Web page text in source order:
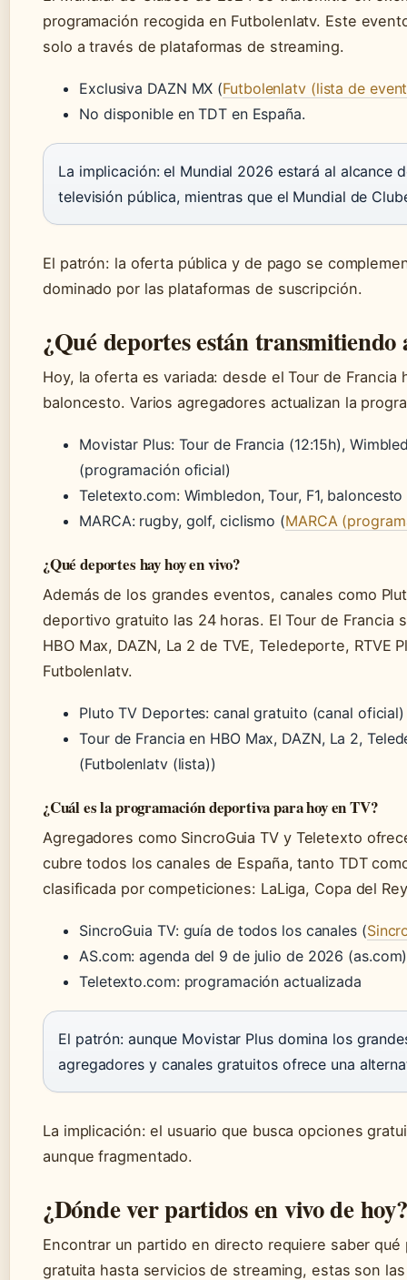
programación recogida en Futbolenlatv. Este
solo a través de plataformas de streaming.
Exclusiva DAZN MX (Futbolenlatv (lista de
No disponible en TDT en España.
La implicación: el Mundial 2026 estará al alcance
televisión pública, mientras que el Mundial de
El patrón: la oferta pública y de pago se
dominado por las plataformas de suscripción.
¿Qué deportes están
Hoy, la oferta es variada: desde el Tour de Francia
baloncesto. Varios agregadores actualizan la
Movistar Plus: Tour de Francia (12:15h),
(programación oficial)
Teletexto.com: Wimbledon, Tour, F1, baloncesto
MARCA: rugby, golf, ciclismo (MARCA
¿Qué deportes hay hoy en vivo?
Además de los grandes eventos, canales como
deportivo gratuito las 24 horas. El Tour de Francia
HBO Max, DAZN, La 2 de TVE, Teledeporte, RTVE
Futbolenlatv.
Pluto TV Deportes: canal gratuito (canal oficial)
Tour de Francia en HBO Max, DAZN, La 2,
(Futbolenlatv (lista))
¿Cuál es la programación deportiva para hoy en TV?
Agregadores como SincroGuia TV y Teletexto
cubre todos los canales de España, tanto TDT
clasificada por competiciones: LaLiga, Copa del
SincroGuia TV: guía de todos los canales (
AS.com: agenda del 9 de julio de 2026 (as.com)
Teletexto.com: programación actualizada
El patrón: aunque Movistar Plus domina los
agregadores y canales gratuitos ofrece una
La implicación: el usuario que busca opciones
aunque fragmentado.
¿Dónde ver partidos en vivo de hoy?
Encontrar un partido en directo requiere saber
gratuita hasta servicios de streaming, estas son